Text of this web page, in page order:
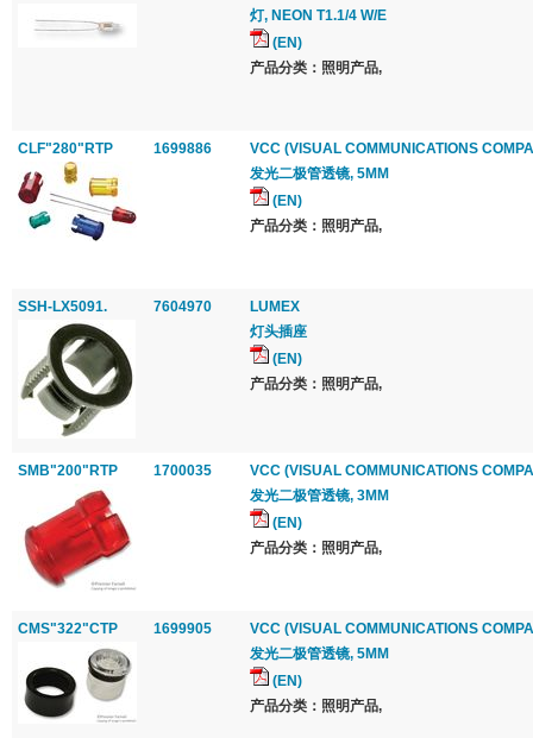
灯, NEON T1.1/4 W/E
(EN)
产品分类：照明产品,
CLF"280"RTP 1699886
VCC (VISUAL COMMUNICATIONS
发光二极管透镜, 5MM
(EN)
产品分类：照明产品,
SSH-LX5091. 7604970
LUMEX
灯头插座
(EN)
产品分类：照明产品,
SMB"200"RTP 1700035
VCC (VISUAL COMMUNICATIONS
发光二极管透镜, 3MM
(EN)
产品分类：照明产品,
CMS"322"CTP 1699905
VCC (VISUAL COMMUNICATIONS
发光二极管透镜, 5MM
(EN)
产品分类：照明产品,